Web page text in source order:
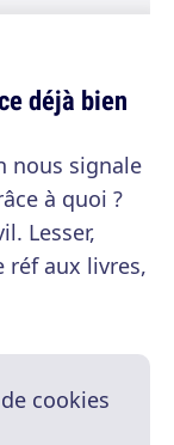
déjà bien
nous signale
à quoi ?
Lesser,
réf aux livres,
cookies